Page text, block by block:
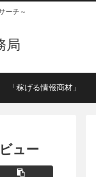
ーチ～
局
「稼げる情報商材」
ュー